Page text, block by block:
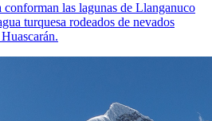
las lagunas de Llanganuco
turquesa rodeados de nevados